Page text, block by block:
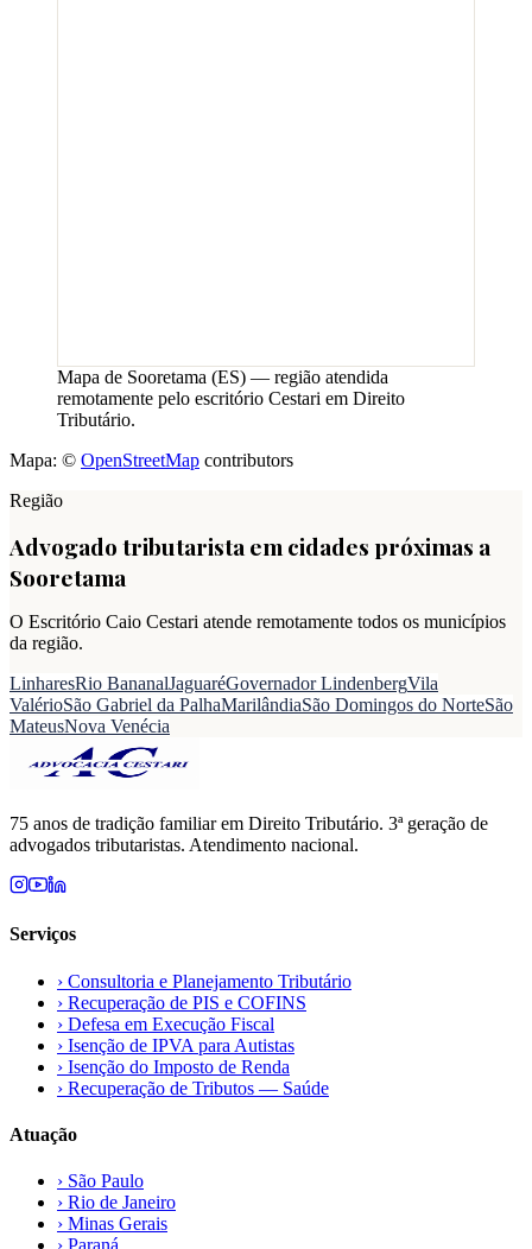
Mapa de Sooretama (ES) — região atendida
remotamente pelo escritório Cestari em Direito
Tributário.
Mapa: © OpenStreetMap contributors
Região
Advogado tributarista em cidades próximas a
Sooretama
O Escritório Caio Cestari atende remotamente todos os municípios
da região.
LinharesRio BananalJaguaréGovernador LindenbergVila
ValérioSão Gabriel da PalhaMarilândiaSão Domingos do NorteSão
MateusNova Venécia
75 anos de tradição familiar em Direito Tributário. 3ª geração de
advogados tributaristas. Atendimento nacional.
Serviços
› Consultoria e Planejamento Tributário
› Recuperação de PIS e COFINS
› Defesa em Execução Fiscal
› Isenção de IPVA para Autistas
› Isenção do Imposto de Renda
› Recuperação de Tributos — Saúde
Atuação
› São Paulo
› Rio de Janeiro
› Minas Gerais
› Paraná